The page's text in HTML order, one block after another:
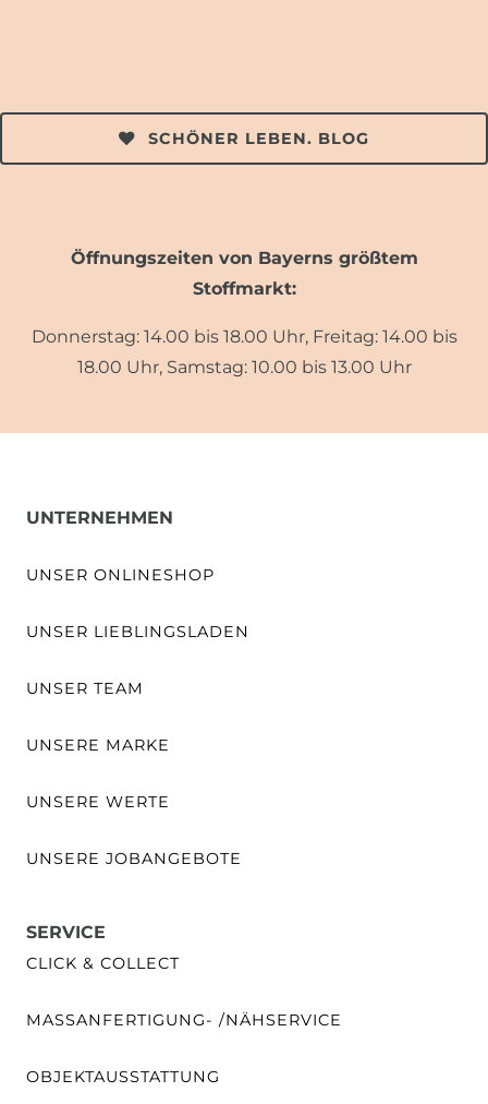
SCHÖNER LEBEN. BLOG
Öffnungszeiten von Bayerns größtem
Stoffmarkt:
Donnerstag: 14.00 bis 18.00 Uhr, Freitag: 14.00 bis
18.00 Uhr, Samstag: 10.00 bis 13.00 Uhr
UNTERNEHMEN
UNSER ONLINESHOP
UNSER LIEBLINGSLADEN
UNSER TEAM
UNSERE MARKE
UNSERE WERTE
UNSERE JOBANGEBOTE
SERVICE
CLICK & COLLECT
MASSANFERTIGUNG- /NÄHSERVICE
OBJEKTAUSSTATTUNG